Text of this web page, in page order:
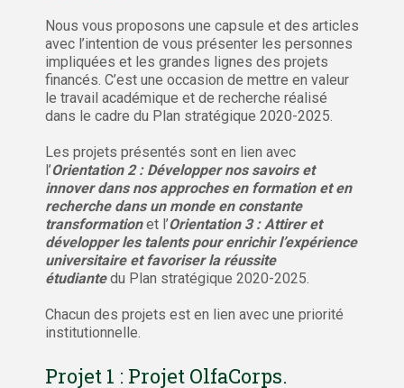
Nous vous proposons une capsule et des articles
avec l’intention de vous présenter les personnes
impliquées et les grandes lignes des projets
financés. C’est une occasion de mettre en valeur
le travail académique et de recherche réalisé
dans le cadre du Plan stratégique 2020-2025.
Les projets présentés sont en lien avec
l’Orientation 2 : Développer nos savoirs et
innover dans nos approches en formation et en
recherche dans un monde en constante
transformationet l’Orientation 3 : Attirer et
développer les talents pour enrichir l’expérience
universitaire et favoriser la réussite
étudiantedu Plan stratégique 2020-2025.
Chacun des projets est en lien avec une priorité
institutionnelle.
Projet 1 : Projet OlfaCorps.